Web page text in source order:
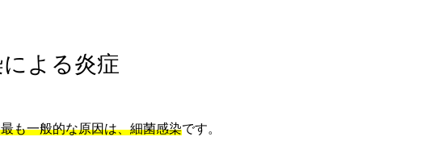
よる炎症
も一般的な原因は、細菌感染です。